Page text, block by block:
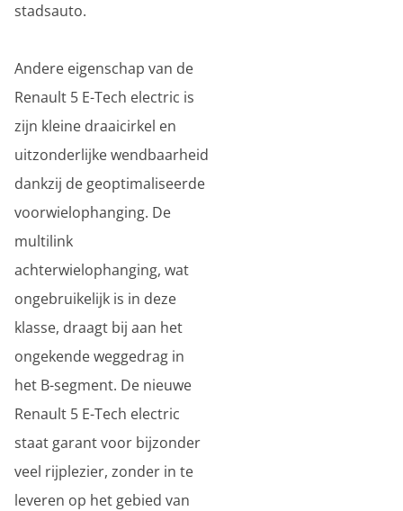
stadsauto.
Andere eigenschap van de
Renault 5 E-Tech electric is
zijn kleine draaicirkel en
uitzonderlijke wendbaarheid
dankzij de geoptimaliseerde
voorwielophanging. De
multilink
achterwielophanging, wat
ongebruikelijk is in deze
klasse, draagt bij aan het
ongekende weggedrag in
het B-segment. De nieuwe
Renault 5 E-Tech electric
staat garant voor bijzonder
veel rijplezier, zonder in te
leveren op het gebied van